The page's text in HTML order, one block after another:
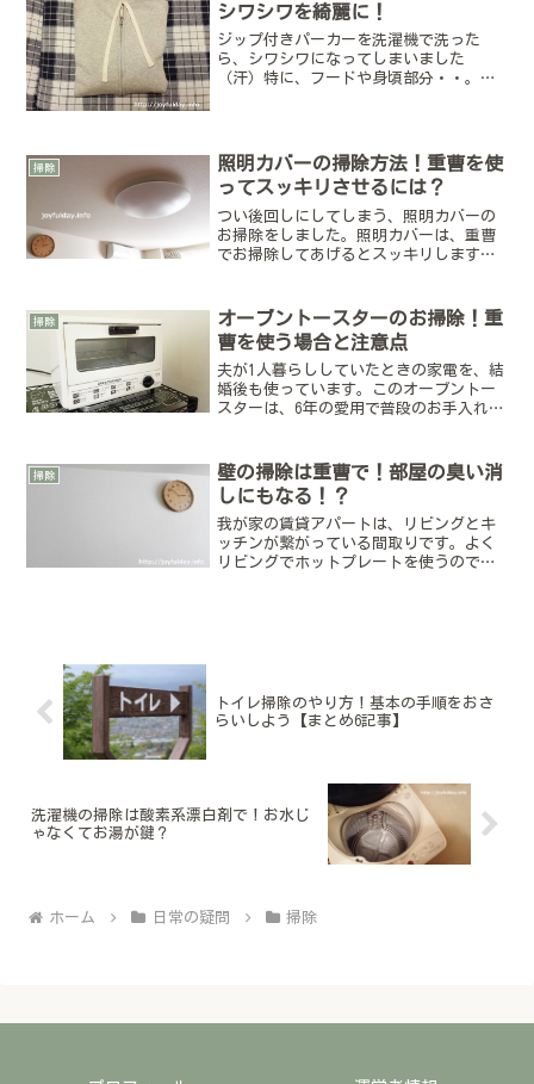
シワシワを綺麗に！
ジップ付きパーカーを洗濯機で洗った
ら、シワシワになってしまいました
（汗）特に、フードや身頃部分・・。手
た。Tシャツのときと同じで...
掃除
照明カバーの掃除方法！重曹を使
ってスッキリさせるには？
つい後回しにしてしまう、照明カバーの
お掃除をしました。照明カバーは、重曹
でお掃除してあげるとスッキリしますよ
す(^^)丸洗いもスッキリしますが、わた
しはスプレーで手軽に...
掃除
オーブントースターのお掃除！重
曹を使う場合と注意点
夫が1人暮らししていたときの家電を、結
婚後も使っています。このオーブントー
スターは、6年の愛用で普段のお手入れは
うには使っていなかったから、一見きれ
いに見えるけど、近く...
掃除
壁の掃除は重曹で！部屋の臭い消
しにもなる！？
我が家の賃貸アパートは、リビングとキ
ッチンが繋がっている間取りです。よく
リビングでホットプレートを使うので、
トイレ掃除のやり方！基本の手順をおさ
らいしよう【まとめ6記事】
洗濯機の掃除は酸素系漂白剤で！お水じ
ゃなくてお湯が鍵？
ホーム 日常の疑問 掃除